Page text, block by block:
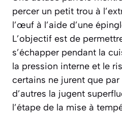
percer un petit trou à
l’œuf à l’aide d’une
L’objectif est de
s’échapper pendant la
la pression interne et le
certains ne jurent que
d’autres la jugent
l’étape de la mise à